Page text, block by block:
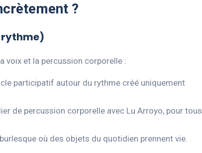
?
rythme)
voix et la percussion corporelle :
participatif autour du rythme créé uniquement
de percussion corporelle avec Lu Arroyo, pour tous
où des objets du quotidien prennent vie.